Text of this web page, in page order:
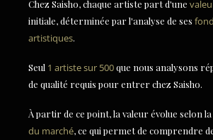
Chez Saisho, chaque artiste part d'une
initiale, déterminée par l'analyse de ses
artistiques.
Seul 1 artiste sur 500que nous analysons
de qualité requis pour entrer chez Saisho.
À partir de ce point, la valeur évolue selon la
du marché, ce qui permet de comprendre